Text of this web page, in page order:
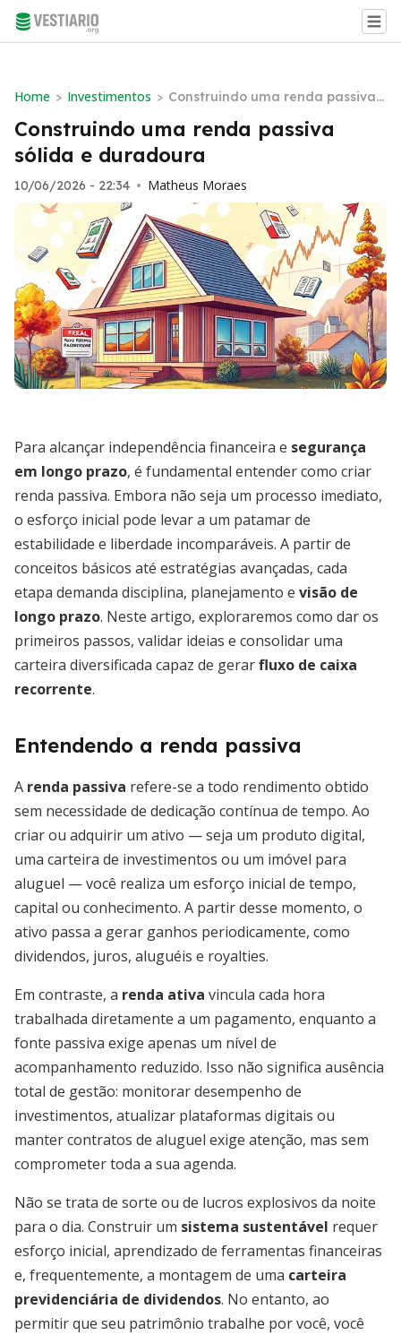
Home > Investimentos > Construindo uma renda passiva s
ólida e duradoura
Construindo uma renda passiva
sólida e duradoura
10/06/2026 - 22:34 • Matheus Moraes
Para alcançar independência financeira e segurança
em longo prazo, é fundamental entender como criar
renda passiva. Embora não seja um processo imediato,
o esforço inicial pode levar a um patamar de
estabilidade e liberdade incomparáveis. A partir de
conceitos básicos até estratégias avançadas, cada
etapa demanda disciplina, planejamento e visão de
longo prazo. Neste artigo, exploraremos como dar os
primeiros passos, validar ideias e consolidar uma
carteira diversificada capaz de gerarfluxo de caixa
recorrente.
Entendendo a renda passiva
A renda passiva refere-se a todo rendimento obtido
sem necessidade de dedicação contínua de tempo. Ao
criar ou adquirir um ativo — seja um produto digital,
uma carteira de investimentos ou um imóvel para
aluguel — você realiza um esforço inicial de tempo,
capital ou conhecimento. A partir desse momento, o
ativo passa a gerar ganhos periodicamente, como
dividendos, juros, aluguéis e royalties.
Em contraste, a renda ativa vincula cada hora
trabalhada diretamente a um pagamento, enquanto a
fonte passiva exige apenas um nível de
acompanhamento reduzido. Isso não significa ausência
total de gestão: monitorar desempenho de
investimentos, atualizar plataformas digitais ou
manter contratos de aluguel exige atenção, mas sem
comprometer toda a sua agenda.
Não se trata de sorte ou de lucros explosivos da noite
para o dia. Construir um sistema sustentável requer
esforço inicial, aprendizado de ferramentas financeiras
e, frequentemente, a montagem de uma carteira
previdenciária de dividendos. No entanto, ao
permitir que seu patrimônio trabalhe por você, você